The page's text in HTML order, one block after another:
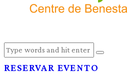
RESERVAR EVENTO